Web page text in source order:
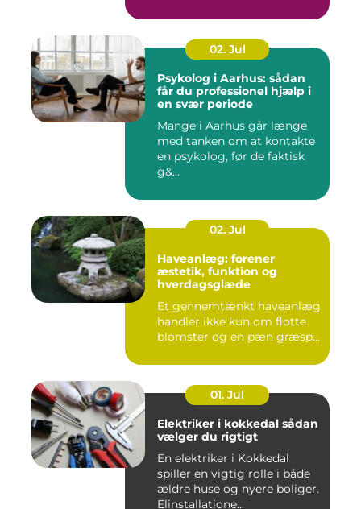
02. Jul
Psykolog i Aarhus: sådan
får du professionel hjælp i
en svær periode
Mange i Aarhus går længe
med tanken om at kontakte
en psykolog, før de faktisk
g&...
02. Jul
Haveanlæg: forener
æstetik, funktion og
hverdagsglæde
Et gennemtænkt haveanlæg
handler ikke kun om flotte
blomster og en pæn græsp...
01. Jul
Elektriker i kokkedal sådan
vælger du rigtigt
En elektriker i Kokkedal
spiller en vigtig rolle i både
ældre huse og nyere boliger.
Elinstallatione...